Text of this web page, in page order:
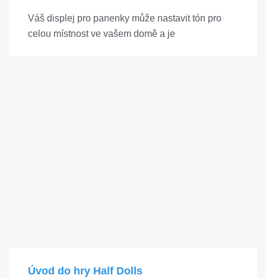
Váš displej pro panenky může nastavit tón pro
celou místnost ve vašem domě a je
Úvod do hry Half Dolls